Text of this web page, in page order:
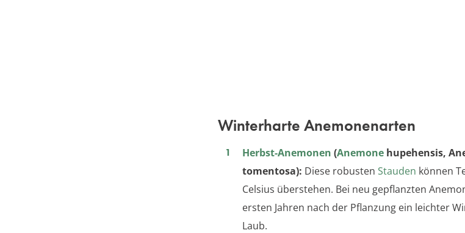
Winterharte Anemonenarten
Herbst-Anemonen (Anemone hupehensis,
tomentosa): Diese robusten Stauden können
Celsius überstehen. Bei neu gepflanzten
ersten Jahren nach der Pflanzung ein leichter
Laub.